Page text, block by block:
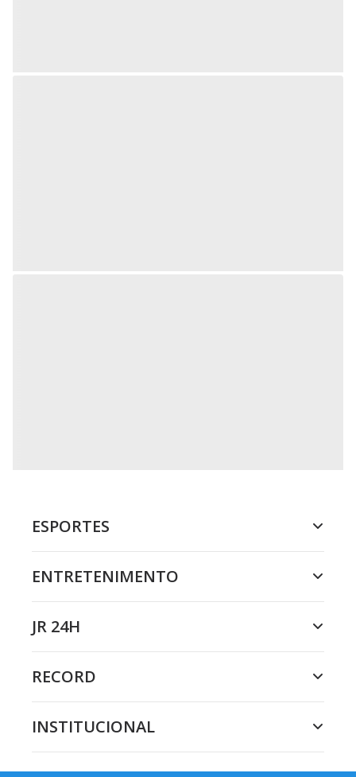
ESPORTES
ENTRETENIMENTO
JR 24H
RECORD
INSTITUCIONAL